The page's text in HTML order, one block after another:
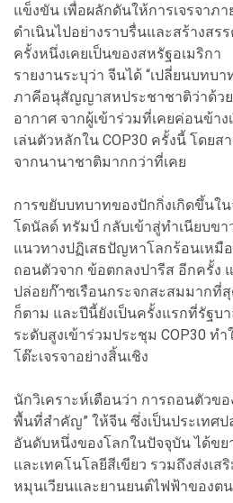
แข็งขัน เพื่อผลักดันให้การเจรจาภ
ดำเนินไปอย่างราบรื่นและสร้างส
ครั้งหนึ่งเคยเป็นของสหรัฐอเมริกา
รายงานระบุว่า จีนได้ “เปลี่ยนบทบ
ภาคีอนุสัญญาสหประชาชาติว่าด้ว
อากาศ จากผู้เข้าร่วมที่เคยค่อนข้าง
เล่นตัวหลักใน COP30 ครั้งนี้ โดย
จากนานาชาติมากกว่าที่เคย
การขยับบทบาทของปักกิ่งเกิดขึ้นใ
โดนัลด์ ทรัมป์ กลับเข้าสู่ทำเนียบขา
แนวทางปฏิเสธปัญหาโลกร้อนเหมื
ถอนตัวจาก ข้อตกลงปารีส อีกครั้ง
ปล่อยก๊าซเรือนกระจกสะสมมากที่
ก็ตาม และปีนี้ยังเป็นครั้งแรกที่รัฐบ
ระดับสูงเข้าร่วมประชุม COP30 ท
โต๊ะเจรจาอย่างสิ้นเชิง
นักวิเคราะห์เตือนว่า การถอนตัวขอ
พื้นที่สำคัญ” ให้จีน ซึ่งเป็นประเทศป
อันดับหนึ่งของโลกในปัจจุบัน ได้ข
และเทคโนโลยีสีเขียว รวมถึงส่งเ
หมุนเวียนและยานยนต์ไฟฟ้าของต